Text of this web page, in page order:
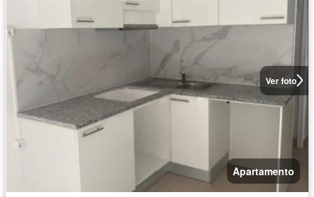
Ver foto
Apartamento